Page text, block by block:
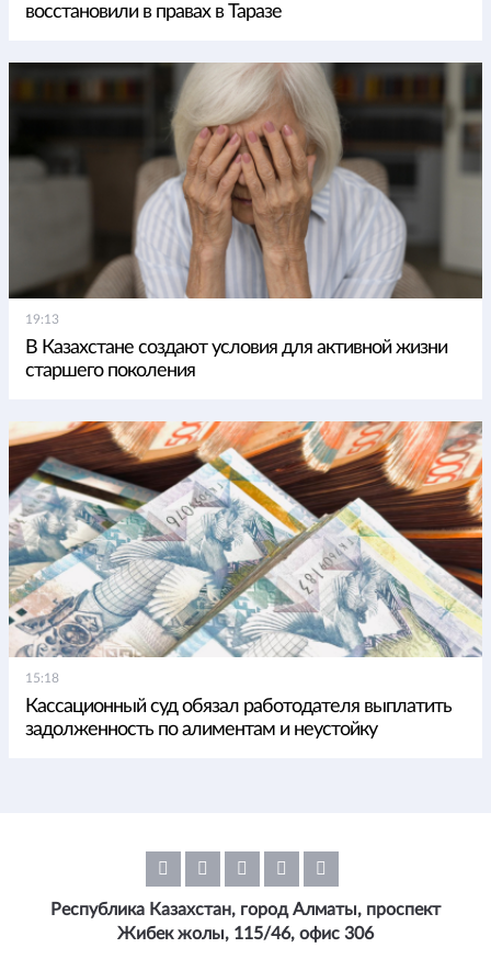
восстановили в правах в Таразе
19:13
В Казахстане создают условия для активной жизни
старшего поколения
15:18
Кассационный суд обязал работодателя выплатить
задолженность по алиментам и неустойку
Республика Казахстан, город Алматы, проспект
Жибек жолы, 115/46, офис 306